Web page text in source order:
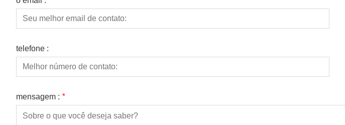
telefone :
mensagem : *